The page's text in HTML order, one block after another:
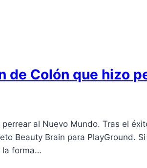
de Colón que hizo
al Nuevo Mundo. Tras el
Beauty Brain para PlayGround.
la forma…